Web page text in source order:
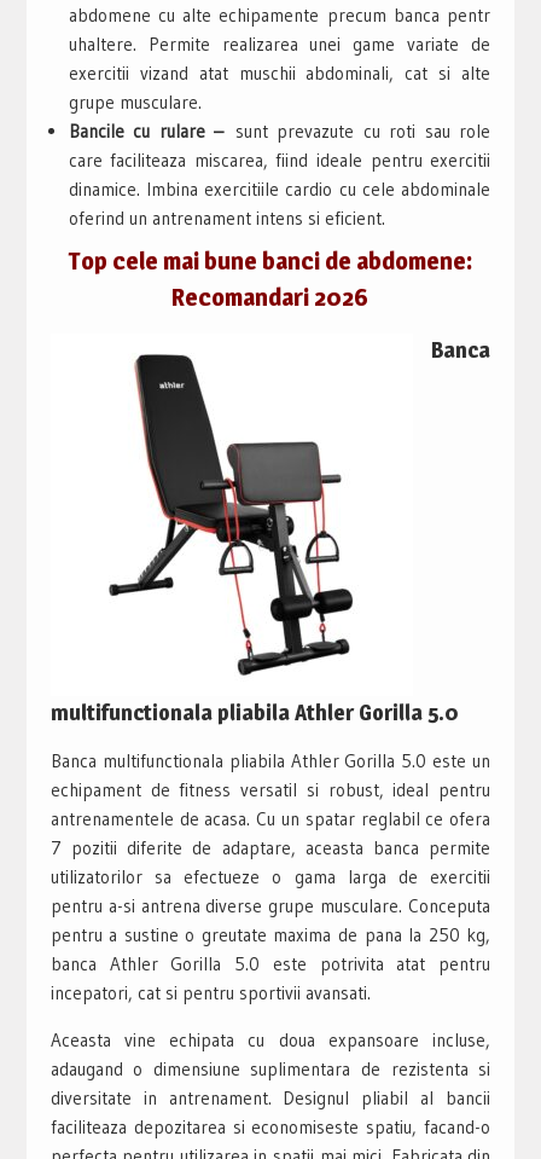
abdomene cu alte echipamente precum banca pentr
uhaltere. Permite realizarea unei game variate de
exercitii vizand atat muschii abdominali, cat si alte
grupe musculare.
Bancile cu rulare – sunt prevazute cu roti sau role
care faciliteaza miscarea, fiind ideale pentru exercitii
dinamice. Imbina exercitiile cardio cu cele abdominale
oferind un antrenament intens si eficient.
Top cele mai bune banci de abdomene:
Recomandari 2026
Banca
multifunctionala pliabila Athler Gorilla 5.0
Banca multifunctionala pliabila Athler Gorilla 5.0 este un
echipament de fitness versatil si robust, ideal pentru
antrenamentele de acasa. Cu un spatar reglabil ce ofera
7 pozitii diferite de adaptare, aceasta banca permite
utilizatorilor sa efectueze o gama larga de exercitii
pentru a-si antrena diverse grupe musculare. Conceputa
pentru a sustine o greutate maxima de pana la 250 kg,
banca Athler Gorilla 5.0 este potrivita atat pentru
incepatori, cat si pentru sportivii avansati.
Aceasta vine echipata cu doua expansoare incluse,
adaugand o dimensiune suplimentara de rezistenta si
diversitate in antrenament. Designul pliabil al bancii
faciliteaza depozitarea si economiseste spatiu, facand-o